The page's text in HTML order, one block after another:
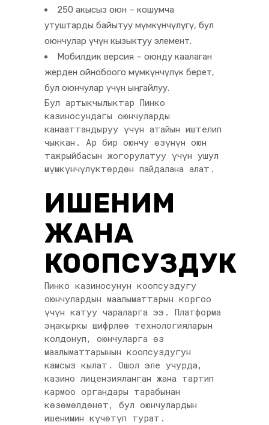
250 акысыз оюн – кошумча
утуштарды байытуу мүмкүнчүлүгү, бул
оюнчулар үчүн кызыктуу элемент.
Мобилдик версия – оюнду каалаган
жерден ойнобоого мүмкүнчүлүк берет,
бул оюнчулар үчүн ыңгайлуу.
Бул артыкчылыктар Пинко
казиносундагы оюнчуларды
канааттандыруу үчүн атайын иштелип
чыккан. Ар бир оюнчу өзүнүн оюн
тажрыйбасын жогорулатуу үчүн ушул
мүмкүнчүлүктөрдөн пайдалана алат.
ИШЕНИМ
ЖАНА
КООПСУЗДУК
Пинко казиносунун коопсуздугу
оюнчулардын маалыматтарын коргоо
үчүн катуу чараларга ээ. Платформа
эң акыркы шифрлөө технологияларын
колдонуп, оюнчуларга өз
маалыматтарынын коопсуздугун
камсыз кылат. Ошол эле учурда,
казино лицензияланган жана тартип
кармоо органдары тарабынан
көзөмөлдөнөт, бул оюнчулардын
ишенимин күчөтүп турат.